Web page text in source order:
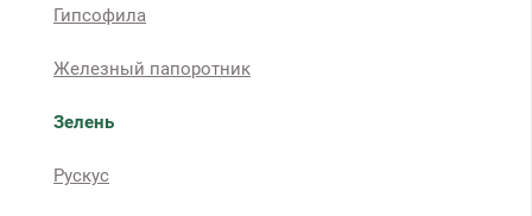
Гипсофила
Железный папоротник
Зелень
Рускус